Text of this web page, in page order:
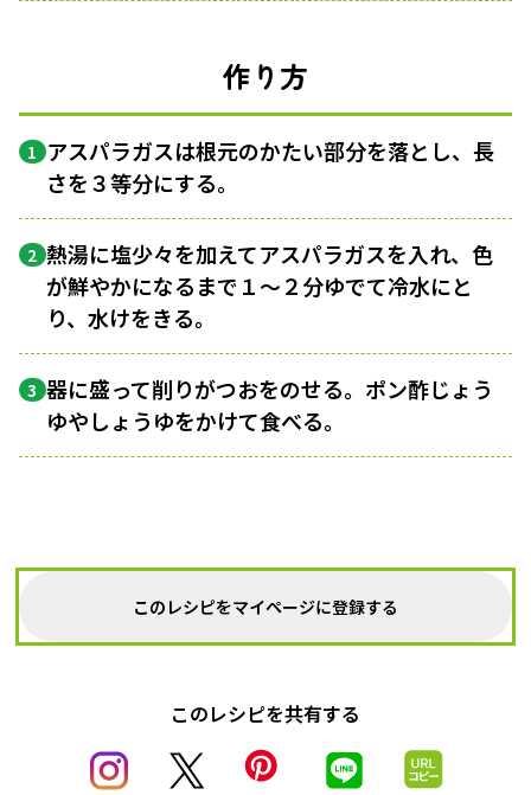
作り方
1 アスパラガスは根元のかたい部分を落とし、長
さを３等分にする。
2 熱湯に塩少々を加えてアスパラガスを入れ、色
が鮮やかになるまで１〜２分ゆでて冷水にと
り、水けをきる。
3 器に盛って削りがつおをのせる。ポン酢じょう
ゆやしょうゆをかけて食べる。
このレシピをマイページに登録する
このレシピを共有する